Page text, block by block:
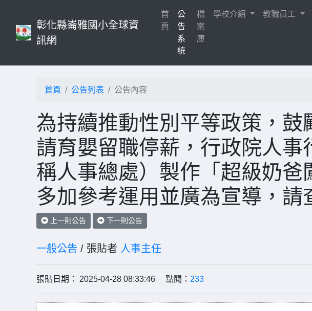
彰化縣崙雅國小全球資
訊網
首
頁 (current)
公
告
系
統
檔
案
庫
學校介紹 教職員工
首頁 公告列表 公告內容
為持續推動性別平等政策，鼓
請育嬰留職停薪，行政院人事
稱人事總處）製作「超級奶爸
多加參考運用並廣為宣導，請
上一則公告 下一則公告
一般公告 / 張貼者 人事主任
張貼日期： 2025-04-28 08:33:46 點閱： 233